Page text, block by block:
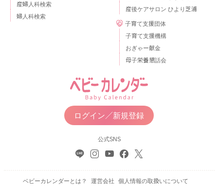
産婦人科検索
婦人科検索
産後ケアサロン ひより芝浦
子育て支援団体
子育て支援機構
おぎゃー献金
母子栄養懇話会
ログイン／新規登録
公式SNS
ベビーカレンダーとは？ 運営会社 個人情報の取扱いについて